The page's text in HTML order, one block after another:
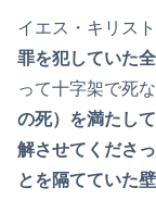
イエス・キリスト
罪を犯していた
って十字架で死な
の死）を満たして
解させてくださ
とを隔てていた